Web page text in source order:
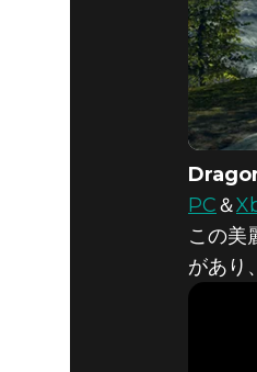
PC＆
この美
があり